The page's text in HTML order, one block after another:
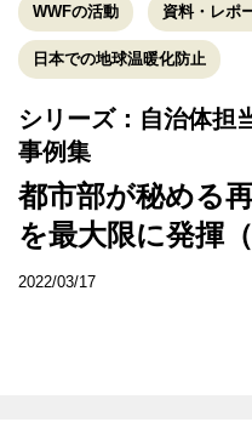
WWFの活動 資料・レポ
日本での地球温暖化防止
シリーズ：自治体担
事例集
都市部が秘める
を最大限に発揮（
2022/03/17